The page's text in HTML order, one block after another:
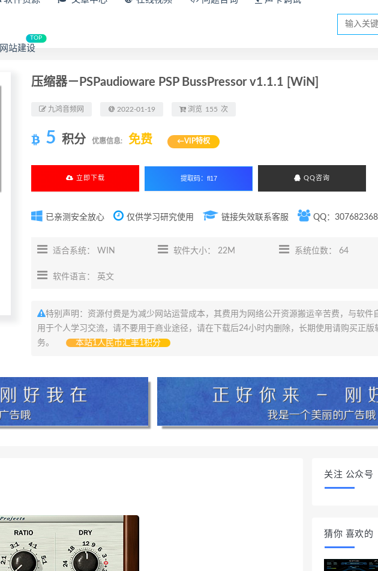
网站建设
TOP
压缩器－PSPaudioware PSP BussPressor v1.1.1 [WiN]
九鸿音频网 2022-01-19 浏览 155 次
5 积分 优惠信息: 免费 ←VIP特权
立即下载 QQ咨询
已亲测安全放心 仅供学习研究使用 链接失效联系客服 QQ：307682368
适合系统： WIN 软件大小： 22M 系统位数： 64
软件语言： 英文
特别声明：资源付费是为减少网站运营成本，其费用为网络公开资源搬运辛苦费，与软件
用于个人学习交流，请不要用于商业途径，请在下载后24小时内删除，长期使用请购买正版
务。
本站1人民币汇率1积分
关注 公众号
猜你 喜欢的